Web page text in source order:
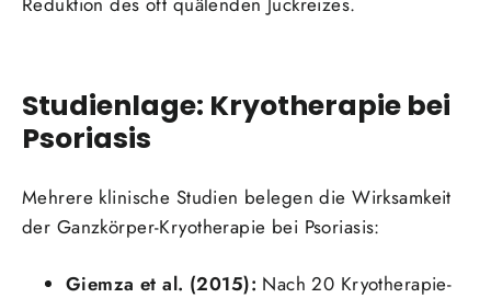
Studienlage: Kryotherapie bei
Psoriasis
Mehrere klinische Studien belegen die Wirksamkeit
der Ganzkörper-Kryotherapie bei Psoriasis:
Giemza et al. (2015): Nach 20 Kryotherapie-